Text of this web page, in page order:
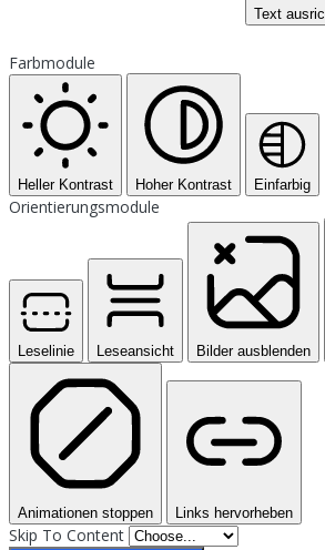
Text
Farbmodule
Heller Kontrast Hoher Kontrast Einfarbig
Orientierungsmodule
Leselinie Leseansicht Bilder ausblenden
Animationen stoppen Links hervorheben
Skip To Content